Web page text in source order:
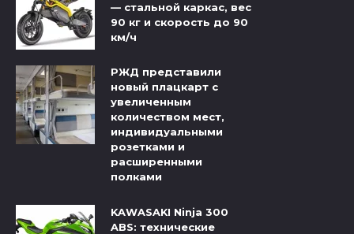
— стальной каркас, вес
90 кг и скорость до 90
км/ч
РЖД представили
новый плацкарт с
увеличенным
количеством мест,
индивидуальными
розетками и
расширенными
полками
KAWASAKI Ninja 300
ABS: технические